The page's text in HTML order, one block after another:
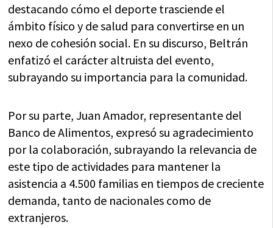
destacando cómo el deporte trasciende el
ámbito físico y de salud para convertirse en un
nexo de cohesión social. En su discurso, Beltrán
enfatizó el carácter altruista del evento,
subrayando su importancia para la comunidad.
Por su parte, Juan Amador, representante del
Banco de Alimentos, expresó su agradecimiento
por la colaboración, subrayando la relevancia de
este tipo de actividades para mantener la
asistencia a 4.500 familias en tiempos de creciente
demanda, tanto de nacionales como de
extranjeros.